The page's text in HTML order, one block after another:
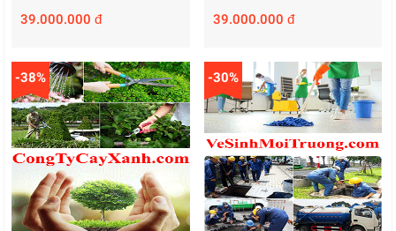
39.000.000 đ 39.000.000 đ
-38% -30%